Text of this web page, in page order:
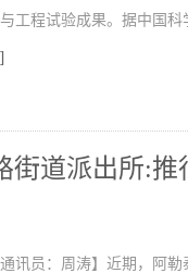
工程试验成果。据中国
道派出所:推
讯员：周涛】近期，阿